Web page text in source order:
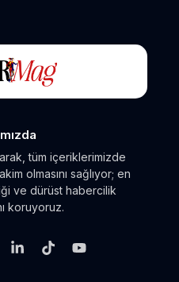
tüm içeriklerimizde
olmasını sağlıyor; en
ve dürüst habercilik
koruyoruz.